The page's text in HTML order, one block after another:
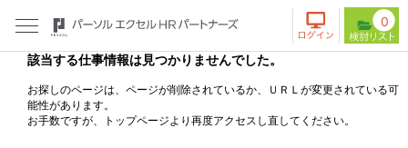
0
該当する仕事情報は見つかりませんでした。
お探しのページは、ページが削除されているか、ＵＲＬが変更されている可
能性があります。
お手数ですが、トップページより再度アクセスし直してください。